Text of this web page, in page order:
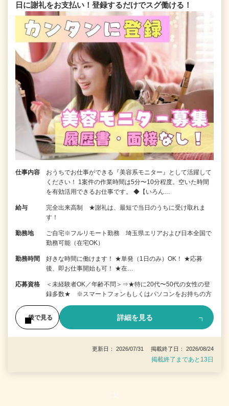
日に謝礼をお支払い！登録するだけでスグ働ける！
仕事内容
おうちでお仕事ができる『美容系モニター』として活躍して
ください！ 1案件の作業時間は5分〜10分程度。空いた時間
を有効活用できるお仕事です。 ◆【いろん…
給与
完全出来高制 ★謝礼は、最短で当日のうちに受け取れま
す！
勤務地
ご自宅※フルリモート勤務 埼玉県エリアおよび日本全国で
勤務可能（在宅OK）
勤務時間
好きな時間に働けます！ ★単発（1日のみ）OK！ ★応募
後、即お仕事開始も可！ ★在…
応募資格
＜未経験者OK／年齢不問＞⇒★特に20代〜50代の女性の登
録多数★ ※スマートフォンもしくはパソコンをお持ちの方
後で見る 詳細を見る
更新日： 2026/07/31 掲載終了日： 2026/08/24
掲載終了まであと13日
1